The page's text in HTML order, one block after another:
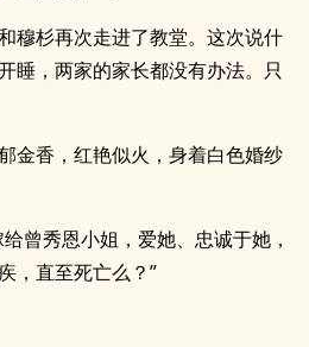
穆杉再次走进了教堂。这次说什
睡，两家的家长都没有办法。只
金香，红艳似火，身着白色婚纱
曾秀恩小姐，爱她、忠诚于她，
，直至死亡么？”